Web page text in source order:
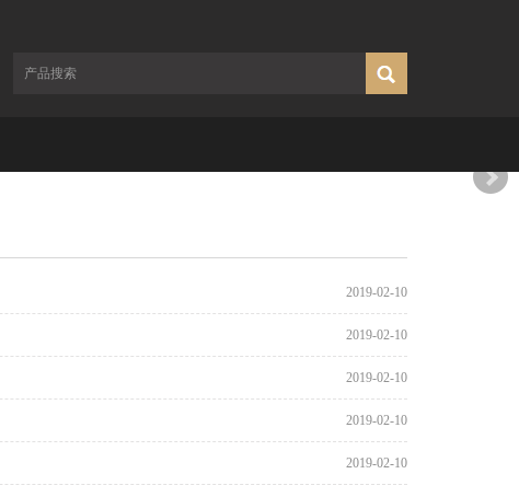
2019-02-10
2019-02-10
2019-02-10
2019-02-10
2019-02-10